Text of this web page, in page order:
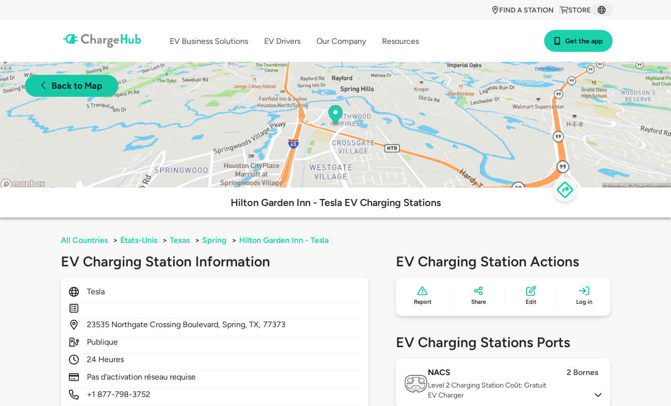
STORE
FIND A STATION
EV Business Solutions EV Drivers Our Company Resources Get the app
Back to Map
Hilton Garden Inn - Tesla EV Charging Stations
All Countries > États-Unis > Texas > Spring > Hilton Garden Inn - Tesla
EV Charging Station Information
Tesla
23535 Northgate Crossing Boulevard, Spring,TX, 77373
Publique
24 Heures
Pas d'activation réseau requise
+1 877-798-3752
EV Charging Station Actions
Report Share Edit Log in
EV Charging Stations Ports
NACS 2 Bornes
Level 2 Charging Station Coût: Gratuit
EV Charger